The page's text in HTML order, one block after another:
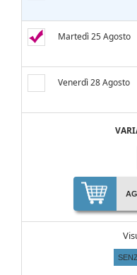
Martedì 25 Agosto
Venerdì 28 Agosto